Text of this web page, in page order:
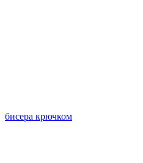
бисера крючком